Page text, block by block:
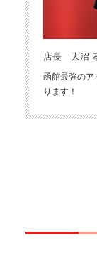
店長 大沼
函館最強のア
ります！